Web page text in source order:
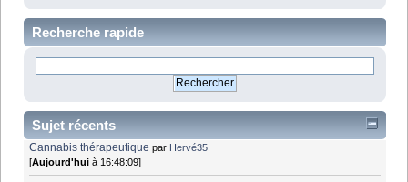
Recherche rapide
Sujet récents
Cannabis thérapeutique par Hervé35
[Aujourd'hui à 16:48:09]